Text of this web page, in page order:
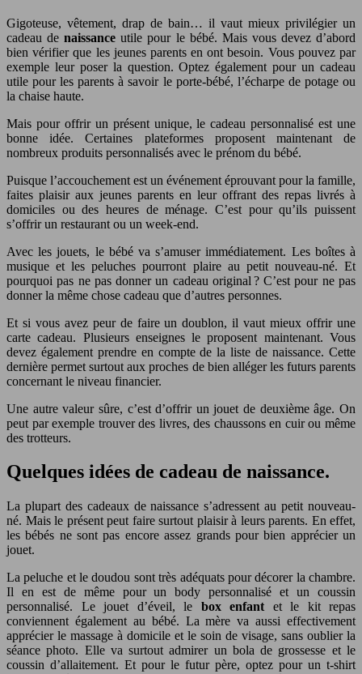
Gigoteuse, vêtement, drap de bain… il vaut mieux privilégier un
cadeau denaissance utile pour le bébé. Mais vous devez d’abord
bien vérifier que les jeunes parents en ont besoin. Vous pouvez par
exemple leur poser la question. Optez également pour un cadeau
utile pour les parents à savoir le porte-bébé, l’écharpe de potage ou
la chaise haute.
Mais pour offrir un présent unique, le cadeau personnalisé est une
bonne idée. Certaines plateformes proposent maintenant de
nombreux produits personnalisés avec le prénom du bébé.
Puisque l’accouchement est un événement éprouvant pour la famille,
faites plaisir aux jeunes parents en leur offrant des repas livrés à
domiciles ou des heures de ménage. C’est pour qu’ils puissent
s’offrir un restaurant ou un week-end.
Avec les jouets, le bébé va s’amuser immédiatement. Les boîtes à
musique et les peluches pourront plaire au petit nouveau-né. Et
pourquoi pas ne pas donner un cadeau original ? C’est pour ne pas
donner la même chose cadeau que d’autres personnes.
Et si vous avez peur de faire un doublon, il vaut mieux offrir une
carte cadeau. Plusieurs enseignes le proposent maintenant. Vous
devez également prendre en compte de la liste de naissance. Cette
dernière permet surtout aux proches de bien alléger les futurs parents
concernant le niveau financier.
Une autre valeur sûre, c’est d’offrir un jouet de deuxième âge. On
peut par exemple trouver des livres, des chaussons en cuir ou même
des trotteurs.
Quelques idées de cadeau de naissance.
La plupart des cadeaux de naissance s’adressent au petit nouveau-
né. Mais le présent peut faire surtout plaisir à leurs parents. En effet,
les bébés ne sont pas encore assez grands pour bien apprécier un
jouet.
La peluche et le doudou sont très adéquats pour décorer la chambre.
Il en est de même pour un body personnalisé et un coussin
personnalisé. Le jouet d’éveil, le box enfant et le kit repas
conviennent également au bébé. La mère va aussi effectivement
apprécier le massage à domicile et le soin de visage, sans oublier la
séance photo. Elle va surtout admirer un bola de grossesse et le
coussin d’allaitement. Et pour le futur père, optez pour un t-shirt